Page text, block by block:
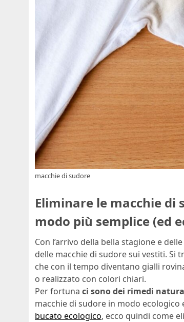
macchie di sudore
Eliminare le macchie di
modo più semplice (ed
Con l’arrivo della bella stagione e
delle macchie di sudore sui vestiti. Si
che con il tempo diventano gialli
o realizzato con colori chiari.
Per fortuna ci sono dei rimedi
macchie di sudore in modo ecologico
bucato ecologico, ecco quindi come